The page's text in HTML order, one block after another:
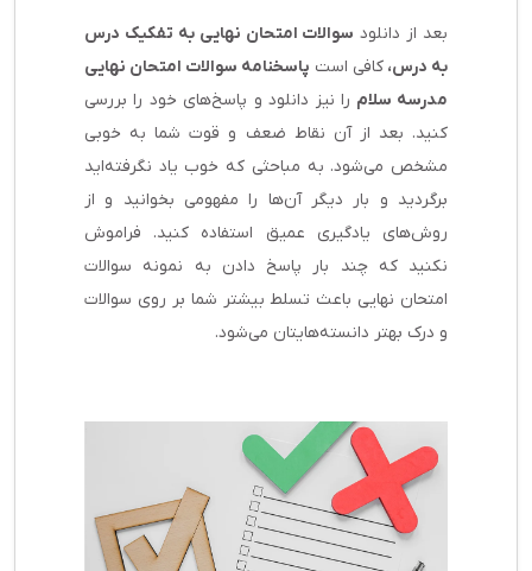
بعد از دانلود سوالات امتحان نهایی به تفکیک درس
به درس، کافی است پاسخنامه سوالات امتحان نهایی
مدرسه سلام را نیز دانلود و پاسخ‌های خود را بررسی
کنید. بعد از آن نقاط ضعف و قوت شما به خوبی
مشخص می‌شود. به مباحثی که خوب یاد نگرفته‌اید
برگردید و بار دیگر آن‌ها را مفهومی بخوانید و از
روش‌های یادگیری عمیق استفاده کنید. فراموش
نکنید که چند بار پاسخ دادن به نمونه سوالات
امتحان نهایی باعث تسلط بیشتر شما بر روی سوالات
و درک بهتر دانسته‌هایتان می‌شود.